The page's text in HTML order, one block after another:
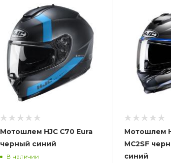
Мотошлем HJC C70 Eura
черный синий
В наличии
Мотошлем
MC2SF
синий